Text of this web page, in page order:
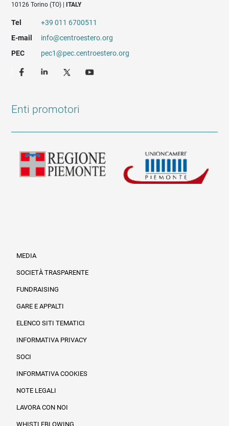
10126 Torino (TO) |
ITALY
Tel
+39 011 6700511
E-mail
info@centroestero.org
PEC
pec1@pec.centroestero.org
Enti promotori
MEDIA
SOCIETÀ TRASPARENTE
FUNDRAISING
GARE E APPALTI
ELENCO SITI TEMATICI
INFORMATIVA PRIVACY
SOCI
INFORMATIVA COOKIES
NOTE LEGALI
LAVORA CON NOI
WHISTLEBLOWING